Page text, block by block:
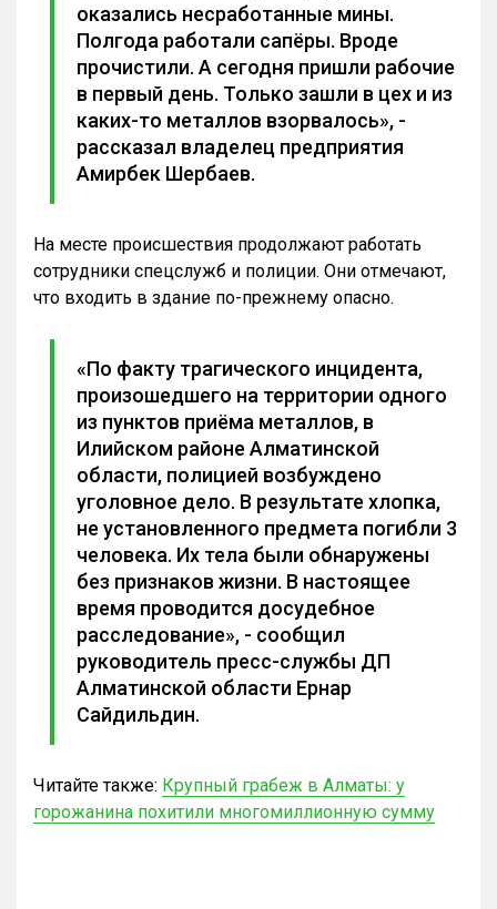
оказались несработанные мины.
Полгода работали сапёры. Вроде
прочистили. А сегодня пришли рабочие
в первый день. Только зашли в цех и из
каких-то металлов взорвалось», -
рассказал владелец предприятия
Амирбек Шербаев.
На месте происшествия продолжают работать
сотрудники спецслужб и полиции. Они отмечают,
что входить в здание по-прежнему опасно.
«По факту трагического инцидента,
произошедшего на территории одного
из пунктов приёма металлов, в
Илийском районе Алматинской
области, полицией возбуждено
уголовное дело. В результате хлопка,
не установленного предмета погибли 3
человека. Их тела были обнаружены
без признаков жизни. В настоящее
время проводится досудебное
расследование», - сообщил
руководитель пресс-службы ДП
Алматинской области Ернар
Сайдильдин.
Читайте также: Крупный грабеж в Алматы: у
горожанина похитили многомиллионную сумму